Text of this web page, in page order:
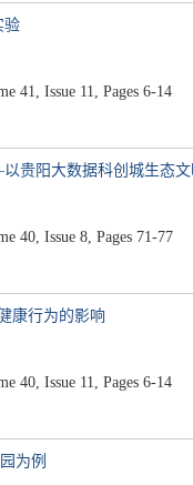
验
41, Issue 11, Pages 6-14
贵阳大数据科创城生态
40, Issue 8, Pages 71-77
康行为的影响
40, Issue 11, Pages 6-14
为例